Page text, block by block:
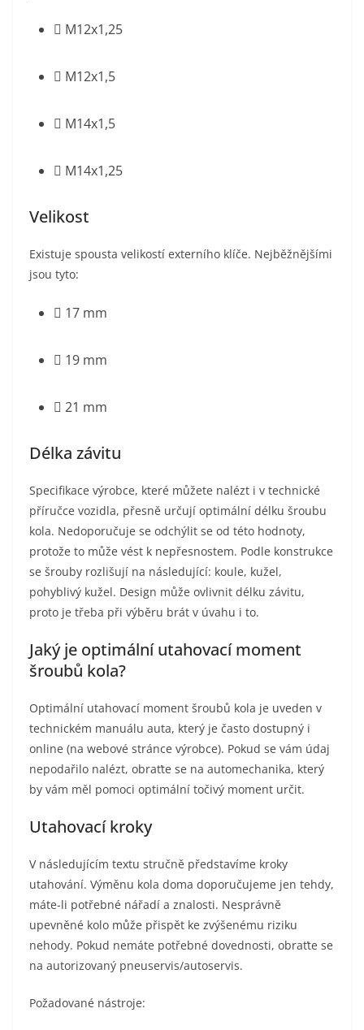
 M12x1,25
 M12x1,5
 M14x1,5
 M14x1,25
Velikost
Existuje spousta velikostí externího klíče. Nejběžnějšími
jsou tyto:
 17 mm
 19 mm
 21 mm
Délka závitu
Specifikace výrobce, které můžete nalézt i v technické
příručce vozidla, přesně určují optimální délku šroubu
kola. Nedoporučuje se odchýlit se od této hodnoty,
protože to může vést k nepřesnostem. Podle konstrukce
se šrouby rozlišují na následující: koule, kužel,
pohyblivý kužel. Design může ovlivnit délku závitu,
proto je třeba při výběru brát v úvahu i to.
Jaký je optimální utahovací moment
šroubů kola?
Optimální utahovací moment šroubů kola je uveden v
technickém manuálu auta, který je často dostupný i
online (na webové stránce výrobce). Pokud se vám údaj
nepodařilo nalézt, obraťte se na automechanika, který
by vám měl pomoci optimální točivý moment určit.
Utahovací kroky
V následujícím textu stručně představíme kroky
utahování. Výměnu kola doma doporučujeme jen tehdy,
máte-li potřebné nářadí a znalosti. Nesprávně
upevněné kolo může přispět ke zvýšenému riziku
nehody. Pokud nemáte potřebné dovednosti, obraťte se
na autorizovaný pneuservis/autoservis.
Požadované nástroje: